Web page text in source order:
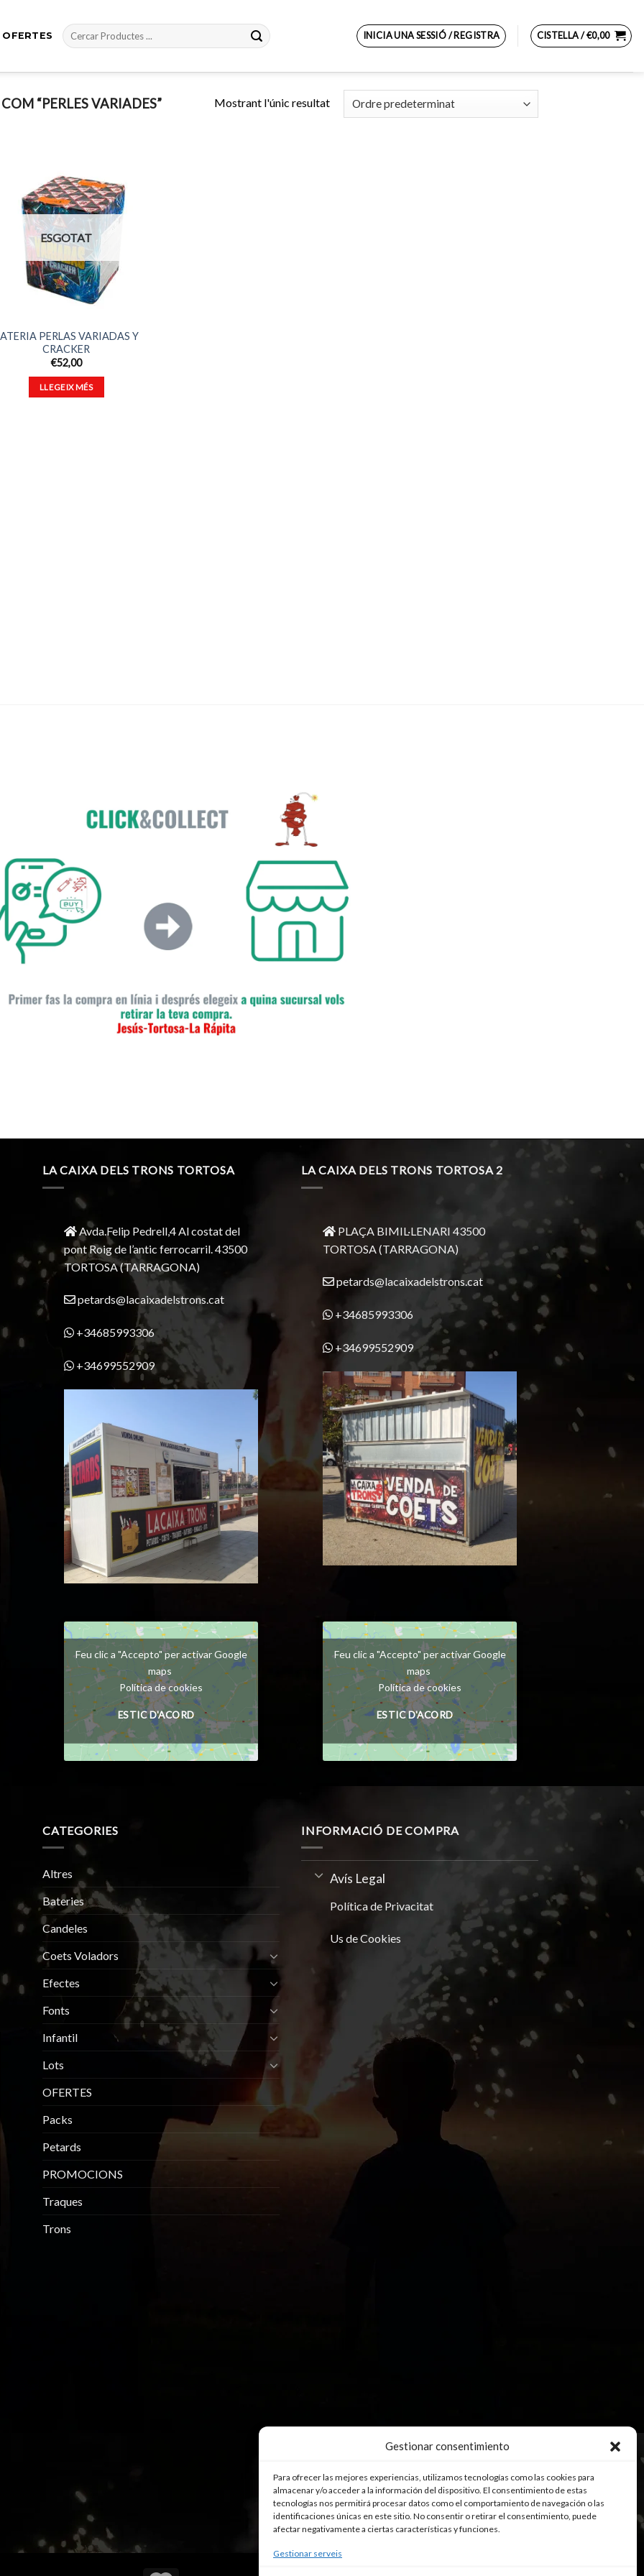
Gestionar consentimiento
Para ofrecer las mejores experiencias, utilizamos tecnologías como las cookies para
almacenar y/o acceder a la información del dispositivo. El consentimiento de estas
tecnologías nos permitirá procesar datos como el comportamiento de navegación o las
identificaciones únicas en este sitio. No consentir o retirar el consentimiento, puede
afectar negativamente a ciertas características y funciones.
Gestionar serveis
OFERTES
Cerca: INICIA UNA SESSIÓ / REGISTRA CISTELLA /€0,00
“PERLES VARIADES” Mostrant l'únic resultat
Afegeix
ESGOTAT
PERLAS VARIADAS Y
CRACKER
€52,00
LLEGEIX MÉS
LA CAIXA DELS TRONS TORTOSA
Avda.Felip Pedrell,4 Al costat del
pont Roig de l’antic ferrocarril. 43500
TORTOSA(TARRAGONA)
petards@lacaixadelstrons.cat
+34685993306
+34699552909
Feu clic a "Accepto" per activar Google
maps
Política de cookies
ESTIC D'ACORD
LA CAIXA DELS TRONS TORTOSA 2
PLAÇA BIMIL·LENARI 43500
TORTOSA (TARRAGONA)
petards@lacaixadelstrons.cat
+34685993306
+34699552909
Feu clic a "Accepto" per activar Google
maps
Política de cookies
ESTIC D'ACORD
CATEGORIES
Altres
Bateries
Candeles
Coets Voladors
Efectes
Fonts
Infantil
Lots
OFERTES
Packs
Petards
PROMOCIONS
Traques
Trons
INFORMACIÓ DE COMPRA
Avís Legal
Política de Privacitat
Us de Cookies